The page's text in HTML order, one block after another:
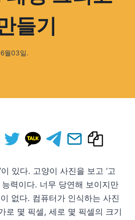
들기
월03일.
이 있다. 고양이 사진을 보고 ‘고
능력이다. 너무 당연해 보이지만
없다. 컴퓨터가 인식하는 사진
로 몇 픽셀, 세로 몇 픽셀의 크기